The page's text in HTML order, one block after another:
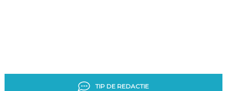
TIP DE REDACTIE